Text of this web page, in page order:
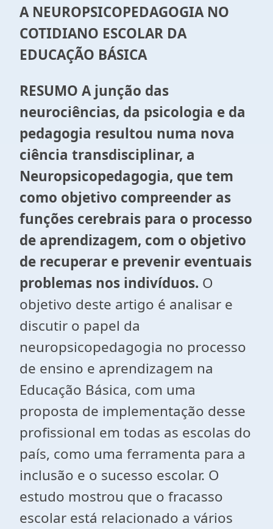
A NEUROPSICOPEDAGOGIA NO
COTIDIANO ESCOLAR DA
EDUCAÇÃO BÁSICA
RESUMO A junção das
neurociências, da psicologia e da
pedagogia resultou numa nova
ciência transdisciplinar, a
Neuropsicopedagogia, que tem
como objetivo compreender as
funções cerebrais para o processo
de aprendizagem, com o objetivo
de recuperar e prevenir eventuais
problemas nos indivíduos. O
objetivo deste artigo é analisar e
discutir o papel da
neuropsicopedagogia no processo
de ensino e aprendizagem na
Educação Básica, com uma
proposta de implementação desse
profissional em todas as escolas do
país, como uma ferramenta para a
inclusão e o sucesso escolar. O
estudo mostrou que o fracasso
escolar está relacionado a vários